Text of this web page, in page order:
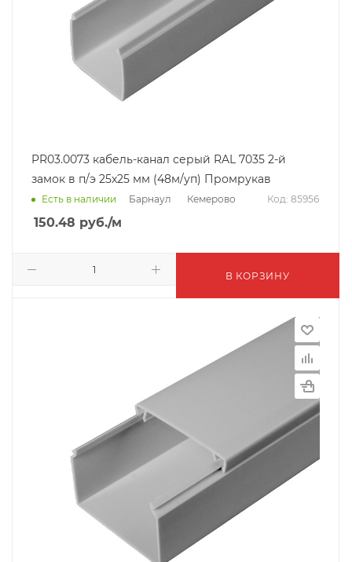
PR03.0073 кабель-канал серый RAL 7035 2-й
замок в п/э 25х25 мм (48м/уп) Промрукав
Есть в наличии Барнаул Кемерово Код: 85956
150.48 руб./м
В КОРЗИНУ